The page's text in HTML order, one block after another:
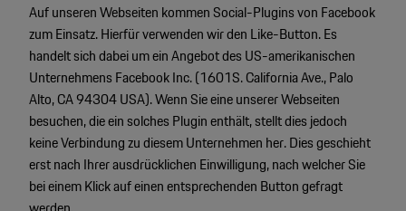
Auf unseren Webseiten kommen Social-Plugins von Facebook
zum Einsatz. Hierfür verwenden wir den Like-Button. Es
handelt sich dabei um ein Angebot des US-amerikanischen
Unternehmens Facebook Inc. (1601S. California Ave., Palo
Alto, CA 94304 USA). Wenn Sie eine unserer Webseiten
besuchen, die ein solches Plugin enthält, stellt dies jedoch
keine Verbindung zu diesem Unternehmen her. Dies geschieht
erst nach Ihrer ausdrücklichen Einwilligung, nach welcher Sie
bei einem Klick auf einen entsprechenden Button gefragt